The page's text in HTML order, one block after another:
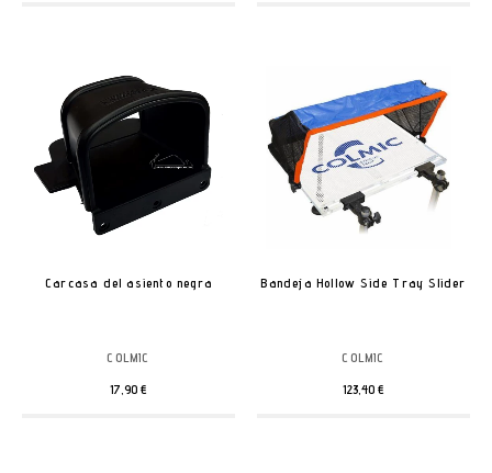
Carcasa del asiento negra
COLMIC
17,90 €
Bandeja Hollow Side Tray Slider
COLMIC
123,40 €